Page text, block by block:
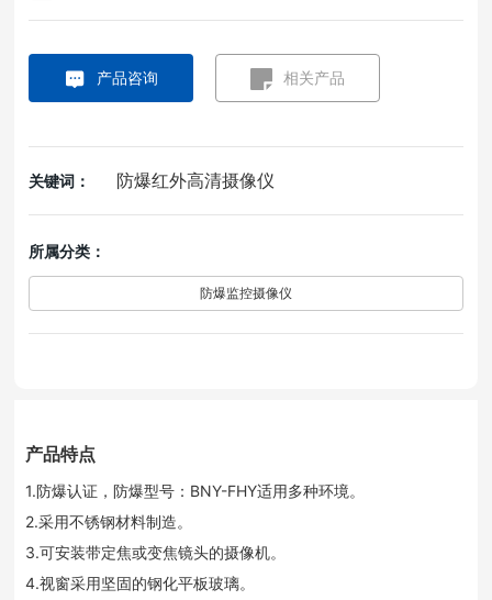
产品特点
1.防爆认证，防爆型号：BNY-FHY适用多种环境。
2.采用不锈钢材料制造。
3.可安装带定焦或变焦镜头的摄像机。
4.视窗采用坚固的钢化平板玻璃。
产品咨询 相关产品
关键词： 防爆红外高清摄像仪
所属分类：
防爆监控摄像仪